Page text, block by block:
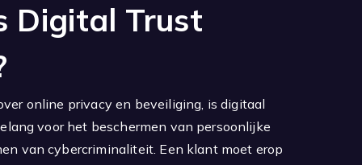
Digital Trust
online privacy en beveiliging, is digitaal
voor het beschermen van persoonlijke
van cybercriminaliteit. Een klant moet erop